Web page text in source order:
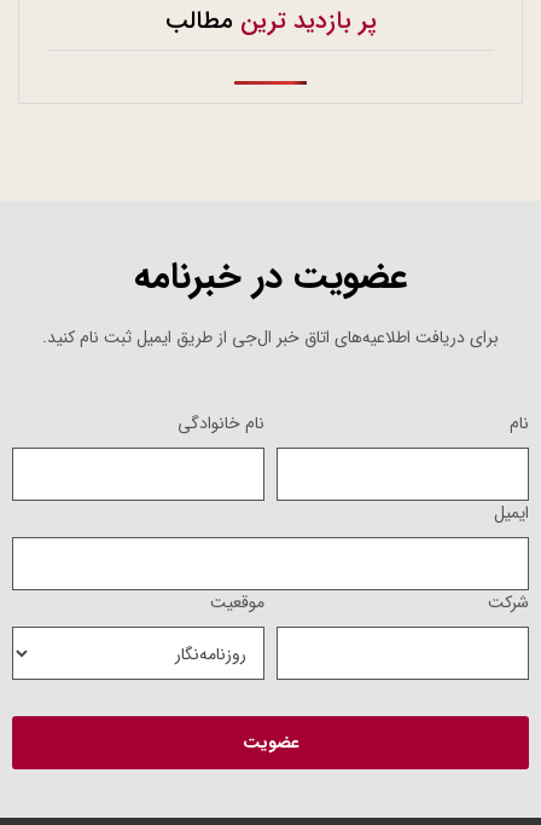
پر بازدید ترین مطالب
عضویت در خبرنامه
برای دریافت اطلاعیه‌های اتاق خبر ال‌جی از طریق ایمیل ثبت نام کنید.
نام نام خانوادگی
ایمیل
شرکت موقعیت